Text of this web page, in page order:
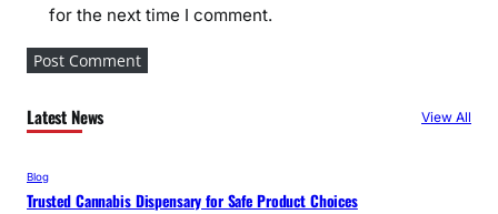
for the next time I comment.
Latest News View All
Blog
Trusted Cannabis Dispensary for Safe Product Choices